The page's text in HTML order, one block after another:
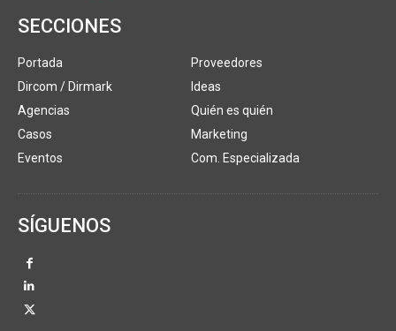
SECCIONES
Portada
Dircom / Dirmark
Agencias
Casos
Eventos
Proveedores
Ideas
Quién es quién
Marketing
Com. Especializada
SÍGUENOS